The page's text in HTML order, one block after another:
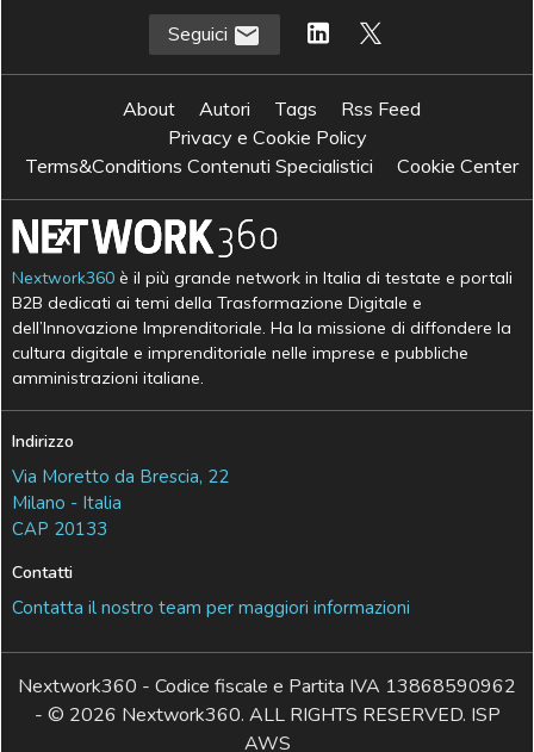
Seguici
About Autori Tags
Rss Feed
Privacy e Cookie Policy
Terms&Conditions Contenuti Specialistici
Cookie Center
Nextwork360 è il più grande network in Italia di testate e portali
B2B dedicati ai temi della Trasformazione Digitale e
dell’Innovazione Imprenditoriale. Ha la missione di diffondere la
cultura digitale e imprenditoriale nelle imprese e pubbliche
amministrazioni italiane.
Indirizzo
Via Moretto da Brescia, 22
Milano - Italia
CAP 20133
Contatti
Contatta il nostro team per maggiori informazioni
Nextwork360 - Codice fiscale e Partita IVA 13868590962
- © 2026 Nextwork360. ALL RIGHTS RESERVED. ISP
AWS